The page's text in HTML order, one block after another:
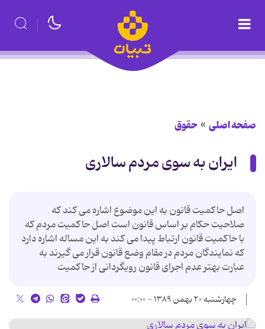
صفحه اصلی حقوق
ایران به سوی مردم سالاری
اصل حاکمیت قانون به این موضوع اشاره می کند که
صلاحیت حکام بر اساس قانون است اصل حاکمیت مردم که
با حاکمیت قانون ارتباط پیدا می کند به این مساله اشاره دارد
که نمایندگان مردم در مقام وضع قانون قرار می گیرند به
عبارت بهتر عدم اجرای قانون رویگردانی از حاکمیت
چهارشنبه ۲۰ بهمن ۱۳۸۹ - ۰۰:۰۰